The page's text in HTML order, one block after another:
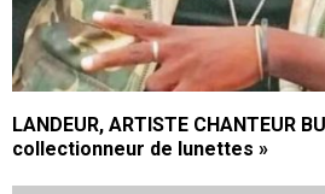
LANDEUR, ARTISTE CHANTEUR
collectionneur de lunettes »